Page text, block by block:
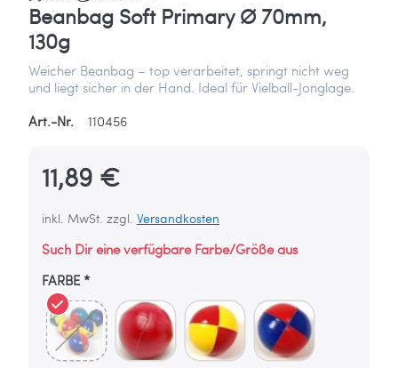
Beanbag Soft Primary Ø 70mm,
130g
Weicher Beanbag – top verarbeitet, springt nicht weg
und liegt sicher in der Hand. Ideal für Vielball-Jonglage.
Art.-Nr.
110456
11,89 €
inkl. MwSt. zzgl. Versandkosten
Such Dir eine verfügbare Farbe/Größe aus
FARBE